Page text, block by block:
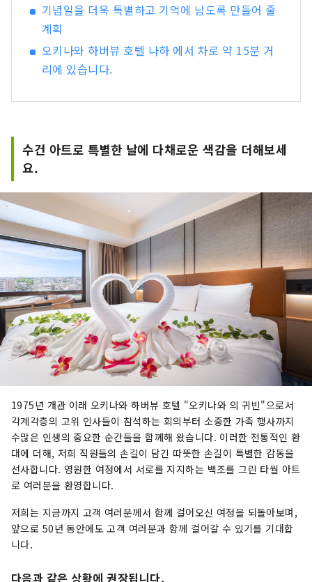
기념일을 더욱 특별하고 기억에 남도록 만들어 줄
계획
오키나와 하버뷰 호텔 나하 에서 차로 약 15분 거
리에 있습니다.
수건 아트로 특별한 날에 다채로운 색감을 더해보세
요.
1975년 개관 이래 오키나와 하버뷰 호텔 "오키나와 의 귀빈"으로서
각계각층의 고위 인사들이 참석하는 회의부터 소중한 가족 행사까지
수많은 인생의 중요한 순간들을 함께해 왔습니다. 이러한 전통적인 환
대에 더해, 저희 직원들의 손길이 담긴 따뜻한 손길이 특별한 감동을
선사합니다. 영원한 여정에서 서로를 지지하는 백조를 그린 타월 아트
로 여러분을 환영합니다.
저희는 지금까지 고객 여러분께서 함께 걸어오신 여정을 되돌아보며,
앞으로 50년 동안에도 고객 여러분과 함께 걸어갈 수 있기를 기대합
니다.
다음과 같은 상황에 권장됩니다.